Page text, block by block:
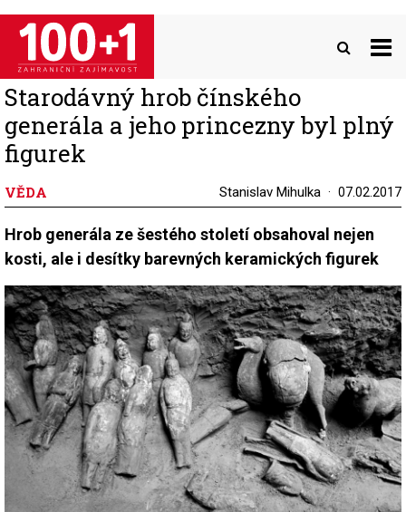
Přejít
hlavnímu
obsahu
Starodávný hrob čínského
generála a jeho princezny byl plný
figurek
VĚDA Stanislav Mihulka 07.02.2017
Hrob generála ze šestého století obsahoval nejen
kosti, ale i desítky barevných keramických figurek